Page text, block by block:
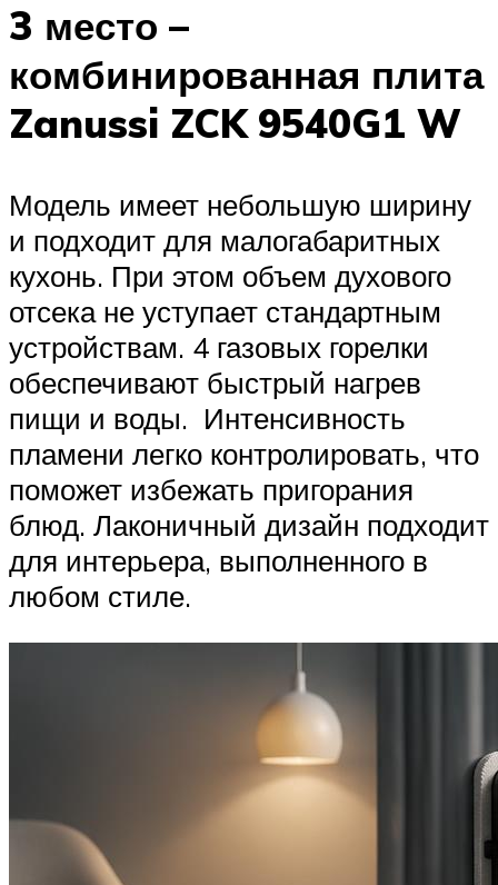
3 место –
комбинированная плита
Zanussi ZCK 9540G1 W
Модель имеет небольшую ширину
и подходит для малогабаритных
кухонь. При этом объем духового
отсека не уступает стандартным
устройствам. 4 газовых горелки
обеспечивают быстрый нагрев
пищи и воды. Интенсивность
пламени легко контролировать, что
поможет избежать пригорания
блюд. Лаконичный дизайн подходит
для интерьера, выполненного в
любом стиле.